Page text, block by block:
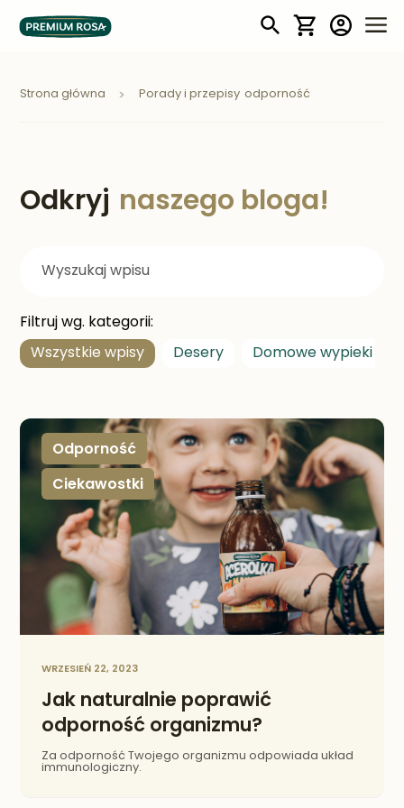
Mój koszyk
Strona główna Porady i przepisy odporność
Odkryj naszego bloga!
Filtruj wg. kategorii:
Wszystkie wpisy Desery Domowe wypieki
Odporność
,
Ciekawostki
WRZESIEŃ 22, 2023
Jak naturalnie poprawić
odporność organizmu?
Za odporność Twojego organizmu odpowiada układ
immunologiczny.